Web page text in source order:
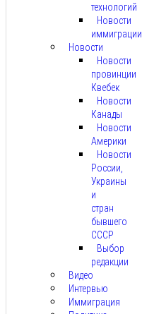
технологий
Новости
иммиграции
Новости
Новости
провинции
Квебек
Новости
Канады
Новости
Америки
Новости
России,
Украины
и
стран
бывшего
СССР
Выбор
редакции
Видео
Интервью
Иммиграция